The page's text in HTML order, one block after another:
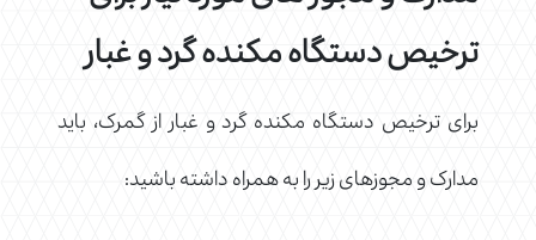
ترخیص دستگاه مکنده گرد و غبار
برای ترخیص دستگاه مکنده گرد و غبار از گمرک، باید
مدارک و مجوزهای زیر را به همراه داشته باشید: